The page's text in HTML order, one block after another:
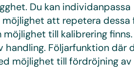
Du kan individanpassa
att repetera dessa
till kalibrering finns.
Följarfunktion där
möjlighet till fördröjning av